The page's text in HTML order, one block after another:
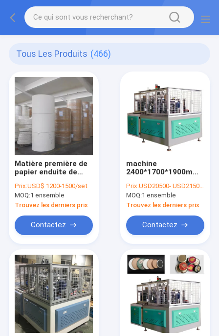
Tous Les Produits (466)
Matière première de
papier enduite de
petit pain de PE
imperméable de
catégorie comestible
Prix:USD$ 1200-1500/set
MOQ:1 ensemble
Trouvez les derniers prix
Contactez
machine
2400*1700*1900mm
tasse de conteneur
de nourriture de 380v
50hz 3ph 750ml
Prix:USD20500- USD21500 / set
MOQ:1 ensemble
Trouvez les derniers prix
Contactez